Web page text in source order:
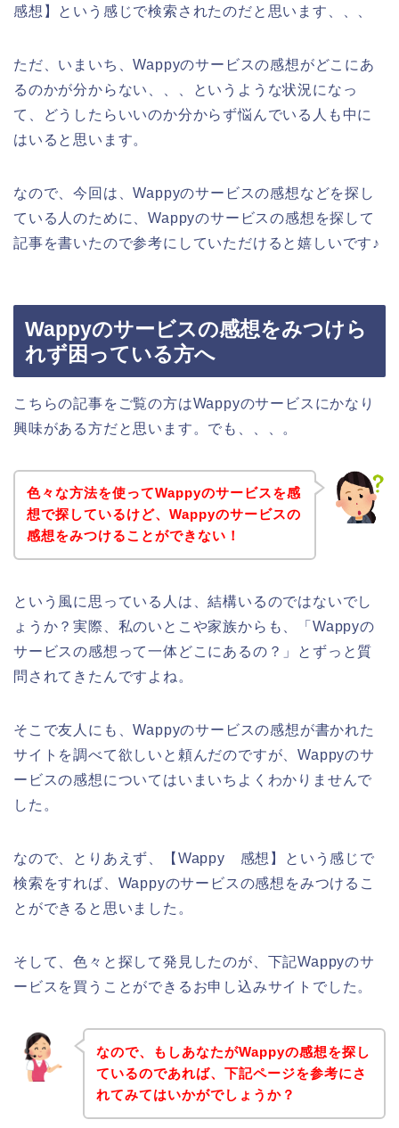
感想】という感じで検索されたのだと思います、、、
ただ、いまいち、Wappyのサービスの感想がどこにあ
るのかが分からない、、、というような状況になっ
て、どうしたらいいのか分からず悩んでいる人も中に
はいると思います。
なので、今回は、Wappyのサービスの感想などを探し
ている人のために、Wappyのサービスの感想を探して
記事を書いたので参考にしていただけると嬉しいです♪
Wappyのサービスの感想をみつけら
れず困っている方へ
こちらの記事をご覧の方はWappyのサービスにかなり
興味がある方だと思います。でも、、、。
色々な方法を使ってWappyのサービスを感
想で探しているけど、Wappyのサービスの
感想をみつけることができない！
という風に思っている人は、結構いるのではないでし
ょうか？実際、私のいとこや家族からも、「Wappyの
サービスの感想って一体どこにあるの？」とずっと質
問されてきたんですよね。
そこで友人にも、Wappyのサービスの感想が書かれた
サイトを調べて欲しいと頼んだのですが、Wappyのサ
ービスの感想についてはいまいちよくわかりませんで
した。
なので、とりあえず、【Wappy 感想】という感じで
検索をすれば、Wappyのサービスの感想をみつけるこ
とができると思いました。
そして、色々と探して発見したのが、下記Wappyのサ
ービスを買うことができるお申し込みサイトでした。
なので、もしあなたがWappyの感想を探し
ているのであれば、下記ページを参考にさ
れてみてはいかがでしょうか？